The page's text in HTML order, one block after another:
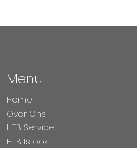
Menu
Home
Over Ons
HTB Service
HTB Is ook